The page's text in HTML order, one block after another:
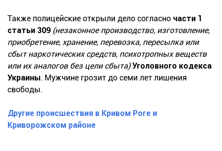
Также полицейские открыли дело согласно части 1
статьи 309 (незаконное производство, изготовление,
приобретение, хранение, перевозка, пересылка или
сбыт наркотических средств, психотропных веществ
или их аналогов без цели сбыта) Уголовного кодекса
Украины. Мужчине грозит до семи лет лишения
свободы.
Другие происшествия в Кривом Роге и
Криворожском районе